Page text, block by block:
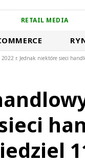
RETAIL MEDIA
r. Jednak niektóre sieci